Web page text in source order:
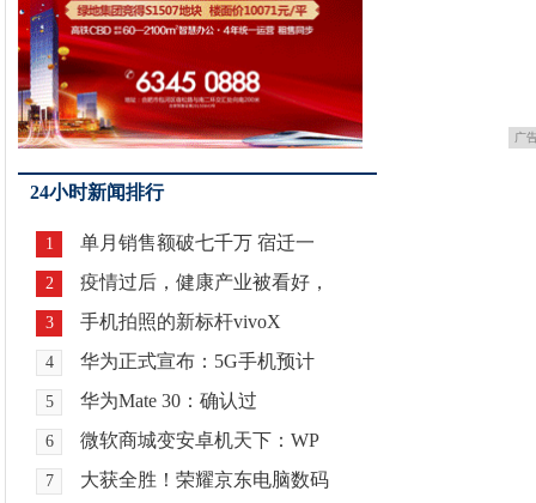
广
24小时新闻排行
1 单月销售额破七千万 宿迁一
2 疫情过后，健康产业被看好，
3 手机拍照的新标杆vivoX
4 华为正式宣布：5G手机预计
5 华为Mate 30：确认过
6 微软商城变安卓机天下：WP
7 大获全胜！荣耀京东电脑数码